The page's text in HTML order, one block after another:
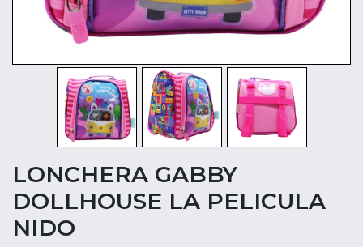
LONCHERA GABBY
DOLLHOUSE LA PELICULA
NIDO